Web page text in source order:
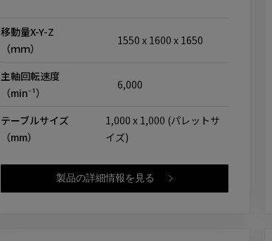
移動量X-Y-Z
（ｍｍ）
1550 x 1600 x 1650
主軸回転速度
（min⁻¹）
6,000
テーブルサイズ
（mm）
1,000 x 1,000 (パレットサ
イズ)
製品の詳細情報を見る